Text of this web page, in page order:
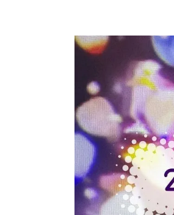
育兒小知識
自理篇
育兒小技巧